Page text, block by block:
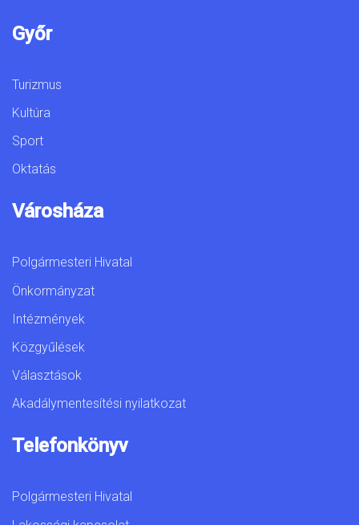
Győr
Turizmus
Kultúra
Sport
Oktatás
Városháza
Polgármesteri Hivatal
Önkormányzat
Intézmények
Közgyűlések
Választások
Akadálymentesítési nyilatkozat
Telefonkönyv
Polgármesteri Hivatal